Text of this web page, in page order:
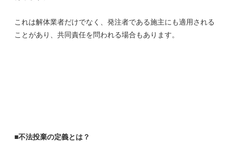
これは解体業者だけでなく、発注者である施主にも適用される
ことがあり、共同責任を問われる場合もあります。
■不法投棄の定義とは？